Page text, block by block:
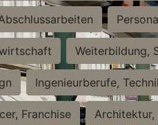
Weiterbildung,
Ingenieurberufe,
Franchise Architektur,